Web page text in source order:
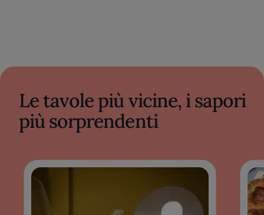
Le tavole più vicine, i sapori
più sorprendenti